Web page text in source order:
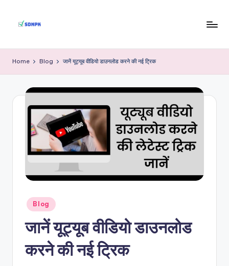
D
N
P
Jobs
Home Blog जानें यूट्यूब वीडियो डाउनलोड करने की नई ट्रिक
Posted
in
Blog
जानें यूट्यूब वीडियो डाउनलोड
करने की नई ट्रिक